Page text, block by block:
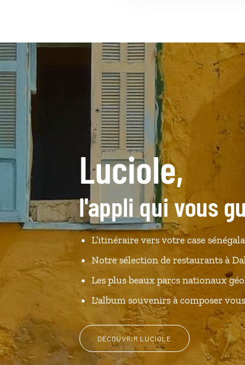
Luciole,
l'appli qui vous
L’itinéraire vers votre case
Notre sélection de restaurants à
Les plus beaux parcs nationaux
L'album souvenirs à composer
DÉCOUVRIR LUCIOLE